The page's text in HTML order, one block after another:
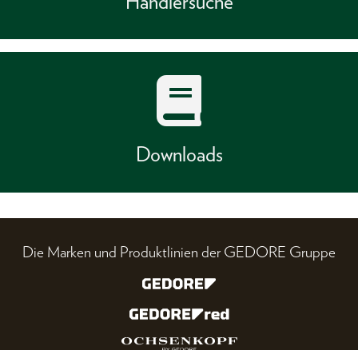
Downloads
Die Marken und Produktlinien der GEDORE Gruppe